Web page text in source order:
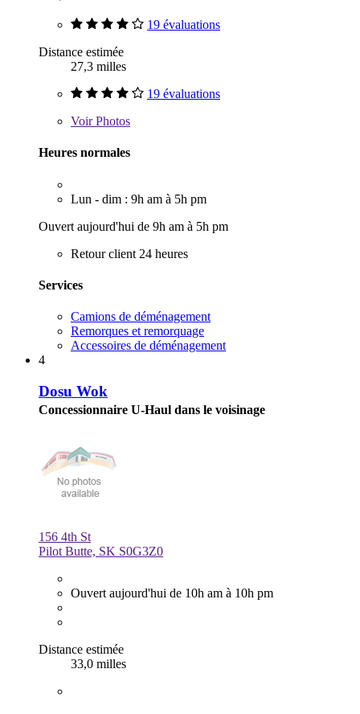
19 évaluations
Distance estimée
27,3 milles
19 évaluations
VoirPhotos
Heures normales
Lun - dim : 9h am à 5h pm
Ouvert aujourd'hui de 9h am à 5h pm
Retour client 24 heures
Services
Camions de déménagement
Remorques et remorquage
Accessoires de déménagement
4
Dosu Wok
Concessionnaire U-Haul dans le voisinage
156 4th St
Pilot Butte, SK S0G3Z0
Ouvert aujourd'hui de 10h am à 10h pm
Distance estimée
33,0 milles